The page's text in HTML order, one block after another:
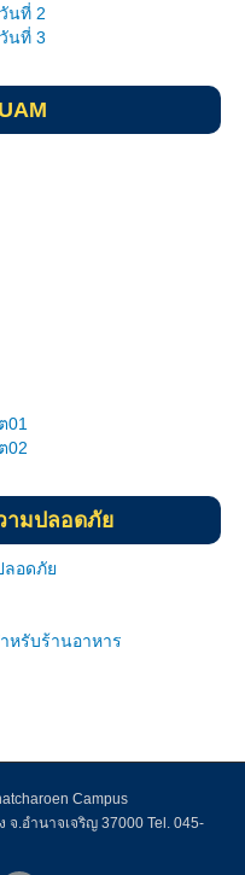
นที่ 2
นที่ 3
02
ามปลอดภัย
อดภัย
หรับร้านอาหาร
Campus
จ.อำนาจเจริญ 37000 Tel. 045-